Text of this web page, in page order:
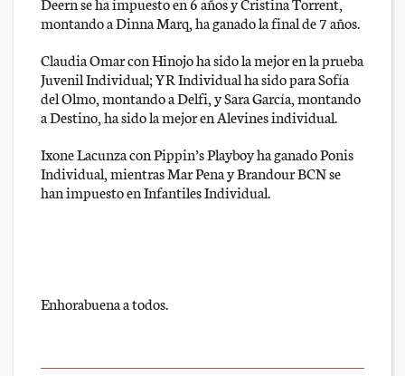
montando a Dinna Marq, ha ganado la final de 7 años.
Claudia Omar con Hinojo ha sido la mejor en la prueba
Juvenil Individual; YR Individual ha sido para Sofía
del Olmo, montando a Delfi, y Sara García, montando
a Destino, ha sido la mejor en Alevines individual.
Ixone Lacunza con Pippin’s Playboy ha ganado Ponis
Individual, mientras Mar Pena y Brandour BCN se
han impuesto en Infantiles Individual.
Enhorabuena a todos.